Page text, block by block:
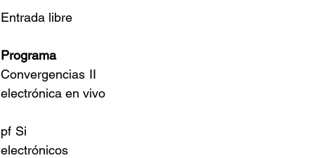
Entrada libre
Programa
Convergencias II
electrónica en vivo
pf Si
electrónicos